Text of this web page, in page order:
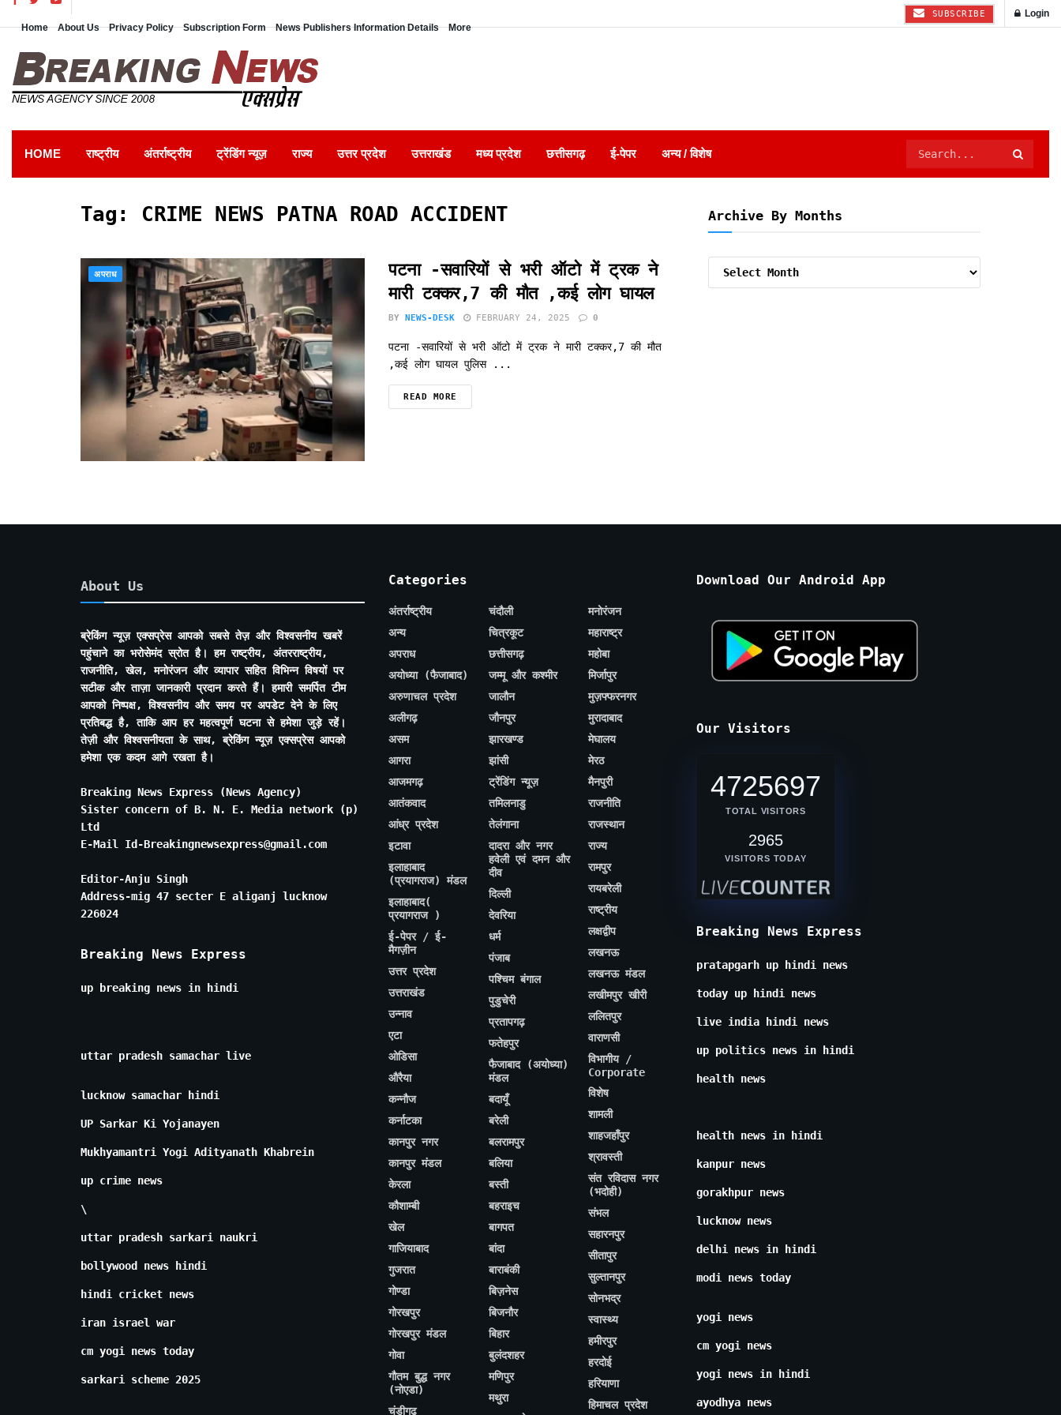
Home About Us Privacy Policy Subscription Form News Publishers Information Details More
SUBSCRIBE Login
HOME राष्ट्रीय अंतर्राष्ट्रीय ट्रेंडिंग न्यूज़ राज्य उत्तर प्रदेश उत्तराखंड मध्य प्रदेश छत्तीसगढ़ ई-पेपर अन्य / विशेष
Tag: CRIME NEWS PATNA ROAD ACCIDENT
अपराध
पटना -सवारियों से भरी ऑटो में ट्रक ने
मारी टक्कर,7 की मौत ,कई लोग घायल
BY NEWS-DESK FEBRUARY 24, 2025 0
पटना -सवारियों से भरी ऑटो में ट्रक ने मारी टक्कर,7 की मौत
,कई लोग घायल पुलिस ...
READ MORE
Archive By Months
About Us
ब्रेकिंग न्यूज़ एक्सप्रेस आपको सबसे तेज़ और विश्वसनीय खबरें
पहुंचाने का भरोसेमंद स्रोत है। हम राष्ट्रीय, अंतरराष्ट्रीय,
राजनीति, खेल, मनोरंजन और व्यापार सहित विभिन्न विषयों पर
सटीक और ताज़ा जानकारी प्रदान करते हैं। हमारी समर्पित टीम
आपको निष्पक्ष, विश्वसनीय और समय पर अपडेट देने के लिए
प्रतिबद्ध है, ताकि आप हर महत्वपूर्ण घटना से हमेशा जुड़े रहें।
तेज़ी और विश्वसनीयता के साथ, ब्रेकिंग न्यूज़ एक्सप्रेस आपको
हमेशा एक कदम आगे रखता है।
Breaking News Express (News Agency)
Sister concern of B. N. E. Media network (p)
Ltd
E-Mail Id-Breakingnewsexpress@gmail.com
Editor-Anju Singh
Address-mig 47 secter E aliganj lucknow
226024
Breaking News Express
up breaking news in hindi
uttar pradesh samachar live
lucknow samachar hindi
UP Sarkar Ki Yojanayen
Mukhyamantri Yogi Adityanath Khabrein
up crime news
\
uttar pradesh sarkari naukri
bollywood news hindi
hindi cricket news
iran israel war
cm yogi news today
sarkari scheme 2025
Categories
अंतर्राष्ट्रीय
अन्य
अपराध
अयोध्या (फैजाबाद)
अरुणाचल प्रदेश
अलीगढ़
असम
आगरा
आजमगढ़
आतंकवाद
आंध्र प्रदेश
इटावा
इलाहाबाद
(प्रयागराज) मंडल
इलाहाबाद(
प्रयागराज )
ई-पेपर / ई-
मैगज़ीन
उत्तर प्रदेश
उत्तराखंड
उन्नाव
एटा
ओडिसा
औरैया
कन्नौज
कर्नाटका
कानपुर नगर
कानपुर मंडल
केरला
कौशाम्बी
खेल
गाजियाबाद
गुजरात
गोण्डा
गोरखपुर
गोरखपुर मंडल
गोवा
गौतम बुद्ध नगर
(नोएडा)
चंडीगढ़
चंदौली
चित्रकूट
छत्तीसगढ़
जम्मू और कश्मीर
जालौन
जौनपुर
झारखण्ड
झांसी
ट्रेंडिंग न्यूज़
तमिलनाडु
तेलंगाना
दादरा और नगर
हवेली एवं दमन और
दीव
दिल्ली
देवरिया
धर्म
पंजाब
पश्चिम बंगाल
पुडुचेरी
प्रतापगढ़
फतेहपुर
फैजाबाद (अयोध्या)
मंडल
बदायूँ
बरेली
बलरामपुर
बलिया
बस्ती
बहराइच
बागपत
बांदा
बाराबंकी
बिज़नेस
बिजनौर
बिहार
बुलंदशहर
मणिपुर
मथुरा
मनोरंजन
महाराष्ट्र
महोबा
मिर्जापुर
मुज़फ्फरनगर
मुरादाबाद
मेघालय
मेरठ
मैनपुरी
राजनीति
राजस्थान
राज्य
रामपुर
रायबरेली
राष्ट्रीय
लक्षद्वीप
लखनऊ
लखनऊ मंडल
लखीमपुर खीरी
ललितपुर
वाराणसी
विभागीय /
Corporate
विशेष
शामली
शाहजहाँपुर
श्रावस्ती
संत रविदास नगर
(भदोही)
संभल
सहारनपुर
सीतापुर
सुल्तानपुर
सोनभद्र
स्वास्थ्य
हमीरपुर
हरदोई
हरियाणा
हिमाचल प्रदेश
Download Our Android App
Our Visitors
4725697
TOTAL VISITORS
2965
VISITORS TODAY
Breaking News Express
pratapgarh up hindi news
today up hindi news
live india hindi news
up politics news in hindi
health news
health news in hindi
kanpur news
gorakhpur news
lucknow news
delhi news in hindi
modi news today
yogi news
cm yogi news
yogi news in hindi
ayodhya news